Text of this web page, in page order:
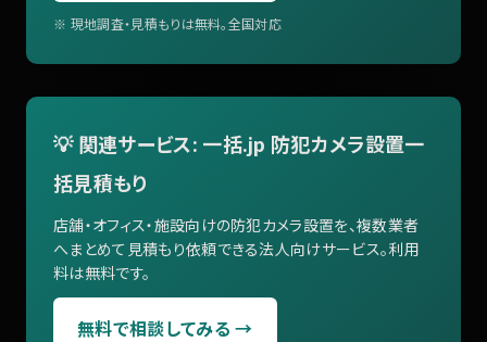
※ 現地調査・見積もりは無料。全国対応
💡 関連サービス: 一括.jp 防犯カメラ設置一
括見積もり
店舗・オフィス・施設向けの防犯カメラ設置を、複数業者
へまとめて見積もり依頼できる法人向けサービス。利用
料は無料です。
無料で相談してみる →